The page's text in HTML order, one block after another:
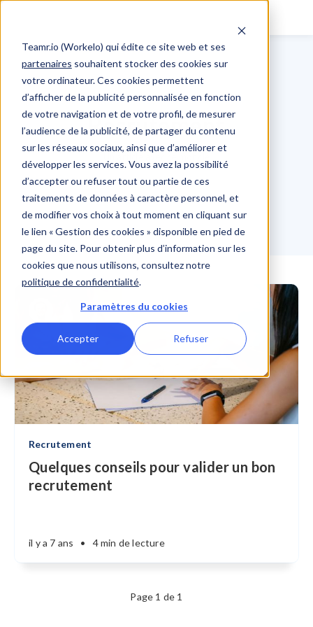
Teamr.io (Workelo) qui édite ce site web et ses
partenaires souhaitent stocker des cookies sur
votre ordinateur. Ces cookies permettent
d’afficher de la publicité personnalisée en fonction
de votre navigation et de votre profil, de mesurer
l’audience de la publicité, de partager du contenu
sur les réseaux sociaux, ainsi que d’améliorer et
développer les services. Vous avez la possibilité
d’accepter ou refuser tout ou partie de ces
traitements de données à caractère personnel, et
de modifier vos choix à tout moment en cliquant sur
le lien « Gestion des cookies » disponible en pied de
page du site. Pour obtenir plus d’information sur les
cookies que nous utilisons, consultez notre
politique de confidentialité.
Paramètres du cookies
Accepter Refuser
Recrutement
Recrutement
Quelques conseils pour valider un bon
recrutement
il y a 7 ans • 4 min de lecture
Page 1 de 1